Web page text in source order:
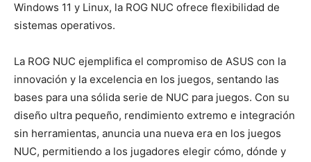
Windows 11 y Linux, la ROG NUC ofrece flexibilidad de
sistemas operativos.
La ROG NUC ejemplifica el compromiso de ASUS con la
innovación y la excelencia en los juegos, sentando las
bases para una sólida serie de NUC para juegos. Con su
diseño ultra pequeño, rendimiento extremo e integración
sin herramientas, anuncia una nueva era en los juegos
NUC, permitiendo a los jugadores elegir cómo, dónde y